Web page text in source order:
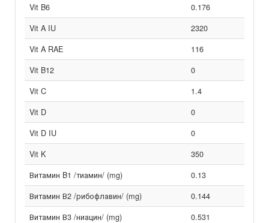
Vit B6
0.176
Vit A IU
2320
Vit A RAE
116
Vit B12
0
Vit C
1.4
Vit D
0
Vit D IU
0
Vit K
350
Витамин B1 /тиамин/ (mg)
0.13
Витамин В2 /рибофлавин/ (mg)
0.144
Витамин В3 /ниацин/ (mg)
0.531